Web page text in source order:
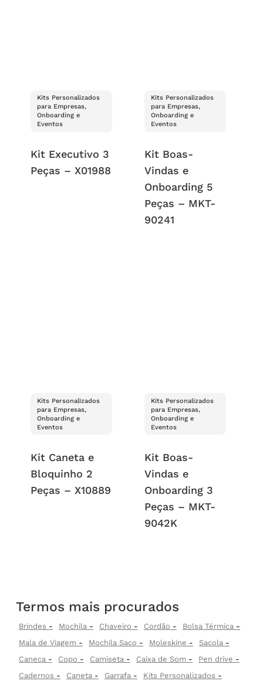
Kits Personalizados
para Empresas,
Onboarding e
Eventos
Kit Executivo 3
Peças – X01988
Kits Personalizados
para Empresas,
Onboarding e
Eventos
Kit Boas-
Vindas e
Onboarding 5
Peças – MKT-
90241
Kits Personalizados
para Empresas,
Onboarding e
Eventos
Kit Caneta e
Bloquinho 2
Peças – X10889
Kits Personalizados
para Empresas,
Onboarding e
Eventos
Kit Boas-
Vindas e
Onboarding 3
Peças – MKT-
9042K
Termos mais procurados
Brindes Mochila Chaveiro Cordão
Bolsa Térmica
Mala de Viagem
Mochila Saco Moleskine
Sacola
Caneca
Copo Camiseta Caixa de Som
Pen drive
Cadernos
Caneta Garrafa
Kits Personalizados